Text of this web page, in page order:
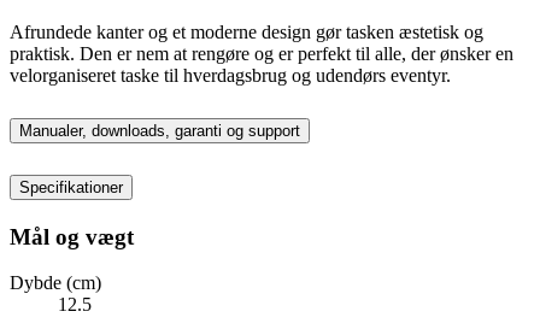
Afrundede kanter og et moderne design gør tasken æstetisk og
praktisk. Den er nem at rengøre og er perfekt til alle, der ønsker en
velorganiseret taske til hverdagsbrug og udendørs eventyr.
Manualer, downloads, garanti og support
Specifikationer
Mål og vægt
Dybde (cm)
12.5